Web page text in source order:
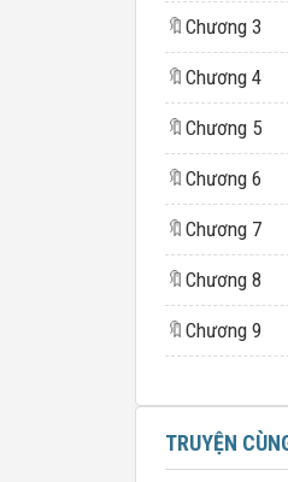
🔖 Chương 3
🔖 Chương 4
🔖 Chương 5
🔖 Chương 6
🔖 Chương 7
🔖 Chương 8
🔖 Chương 9
TRUYỆN